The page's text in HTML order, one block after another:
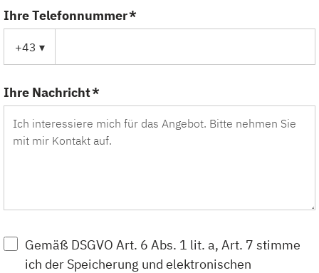
Ihre Telefonnummer *
+43 ▾
Ihre Nachricht *
Gemäß DSGVO Art. 6 Abs. 1 lit. a, Art. 7 stimme
ich der Speicherung und elektronischen